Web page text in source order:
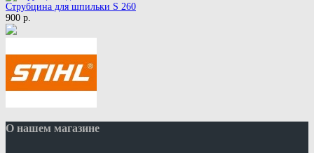
Струбцина для шпильки S 260
900 р.
О нашем магазине